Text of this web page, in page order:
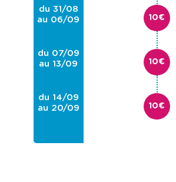
du 31/08
au 06/09
du 07/09
au 13/09
du 14/09
au 20/09
10€
10€
10€